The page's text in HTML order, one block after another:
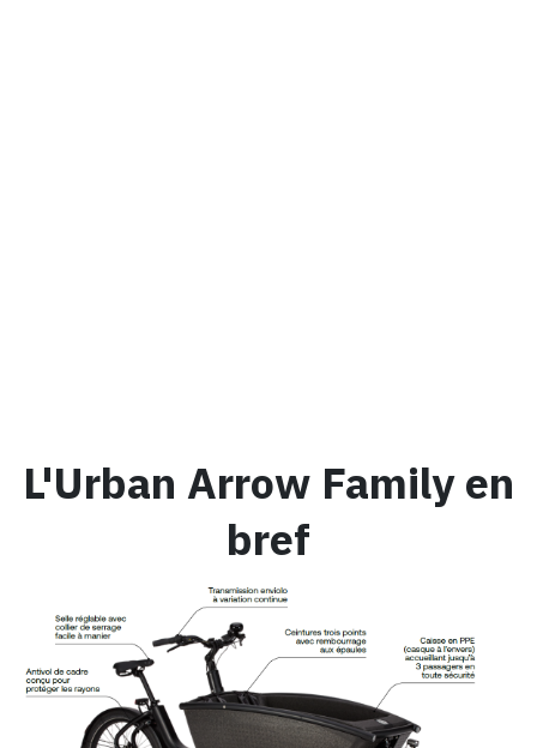
L'Urban Arrow Family en
bref